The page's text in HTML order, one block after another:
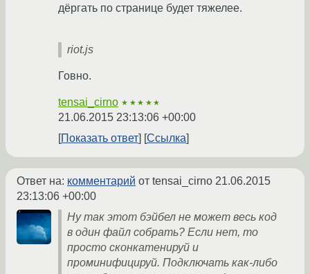
дёргать по странице будет тяжелее.
riot.js
Говно.
tensai_cirno ★★★★★
21.06.2015 23:13:06 +00:00
Показать ответ
Ссылка
Ответ на: комментарий от tensai_cirno 21.06.2015
23:13:06 +00:00
Ну так этот бэйбел не может весь код
в один файл собрать? Если нет, то
просто сконкатенируй и
проминифицируй. Подключать как-либо